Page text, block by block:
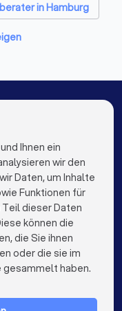
in Hamburg
in Köln
in Essen
in Nürnberg
in Leipzig
in Bochum
Ihnen ein
wir den
Daten, um Inhalte
Funktionen für
dieser Daten
können die
die Sie ihnen
oder die sie im
gesammelt haben.